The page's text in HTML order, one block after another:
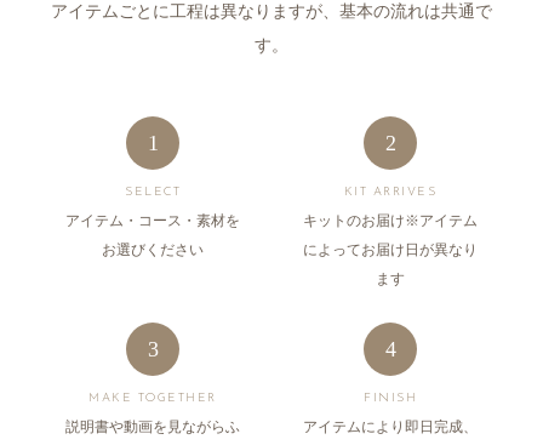
アイテムごとに工程は異なりますが、基本の流れは共通で
す。
1
SELECT
アイテム・コース・素材を
お選びください
2
KIT ARRIVES
キットのお届け※アイテム
によってお届け日が異なり
ます
3
MAKE TOGETHER
説明書や動画を見ながらふ
4
FINISH
アイテムにより即日完成、